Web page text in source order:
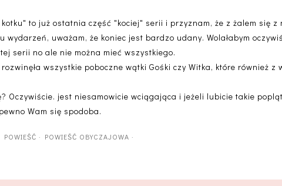
to już ostatnia część "kociej" serii i przyznam, że z żalem się z
wydarzeń, uważam, że koniec jest bardzo udany. Wolałabym
serii no ale nie można mieć wszystkiego.
wszystkie poboczne wątki Gośki czy Witka, które również z
Oczywiście. jest niesamowicie wciągająca i jeżeli lubicie takie
Wam się spodoba.
POWIEŚĆ · POWIEŚĆ OBYCZAJOWA ·